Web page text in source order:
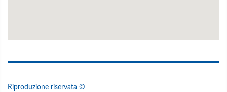
Riproduzione riservata ©